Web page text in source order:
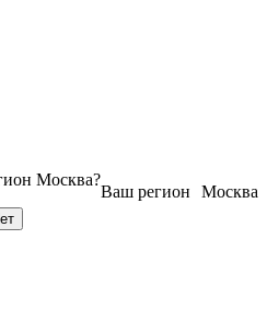
Москва
Ваш регион
Москва?